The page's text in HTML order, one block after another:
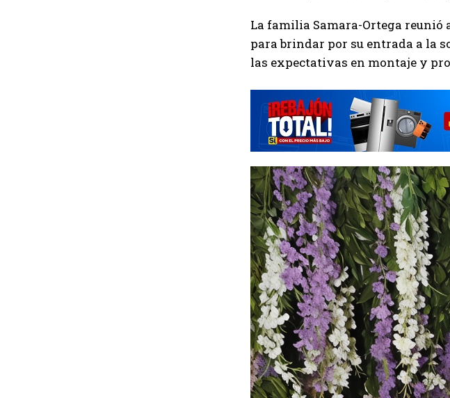
La familia Samara-Ortega reunió
para brindar por su entrada a la
las expectativas en montaje y